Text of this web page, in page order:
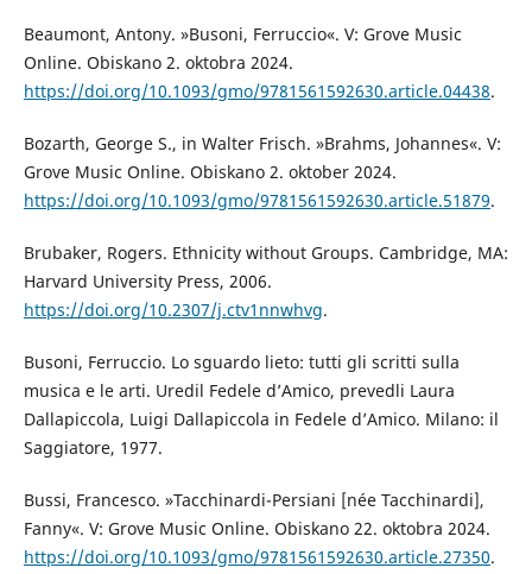
Beaumont, Antony. »Busoni, Ferruccio«. V: Grove Music
Online. Obiskano 2. oktobra 2024.
https://doi.org/10.1093/gmo/9781561592630.article.04438.
Bozarth, George S., in Walter Frisch. »Brahms, Johannes«. V:
Grove Music Online. Obiskano 2. oktober 2024.
https://doi.org/10.1093/gmo/9781561592630.article.51879.
Brubaker, Rogers. Ethnicity without Groups. Cambridge, MA:
Harvard University Press, 2006.
https://doi.org/10.2307/j.ctv1nnwhvg.
Busoni, Ferruccio. Lo sguardo lieto: tutti gli scritti sulla
musica e le arti. Uredil Fedele d’Amico, prevedli Laura
Dallapiccola, Luigi Dallapiccola in Fedele d’Amico. Milano: il
Saggiatore, 1977.
Bussi, Francesco. »Tacchinardi-Persiani [née Tacchinardi],
Fanny«. V: Grove Music Online. Obiskano 22. oktobra 2024.
https://doi.org/10.1093/gmo/9781561592630.article.27350.